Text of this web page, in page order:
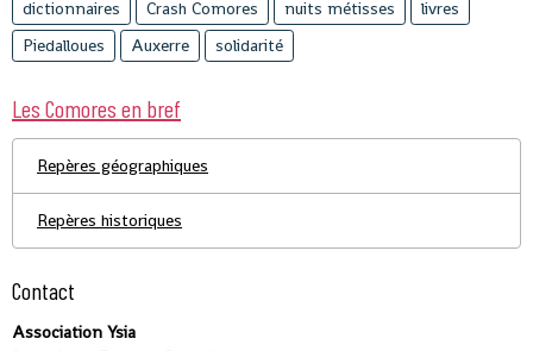
dictionnaires Crash Comores nuits métisses
livres
Piedalloues
Auxerre solidarité
Les Comores en bref
Repères géographiques
Repères historiques
Contact
Association Ysia